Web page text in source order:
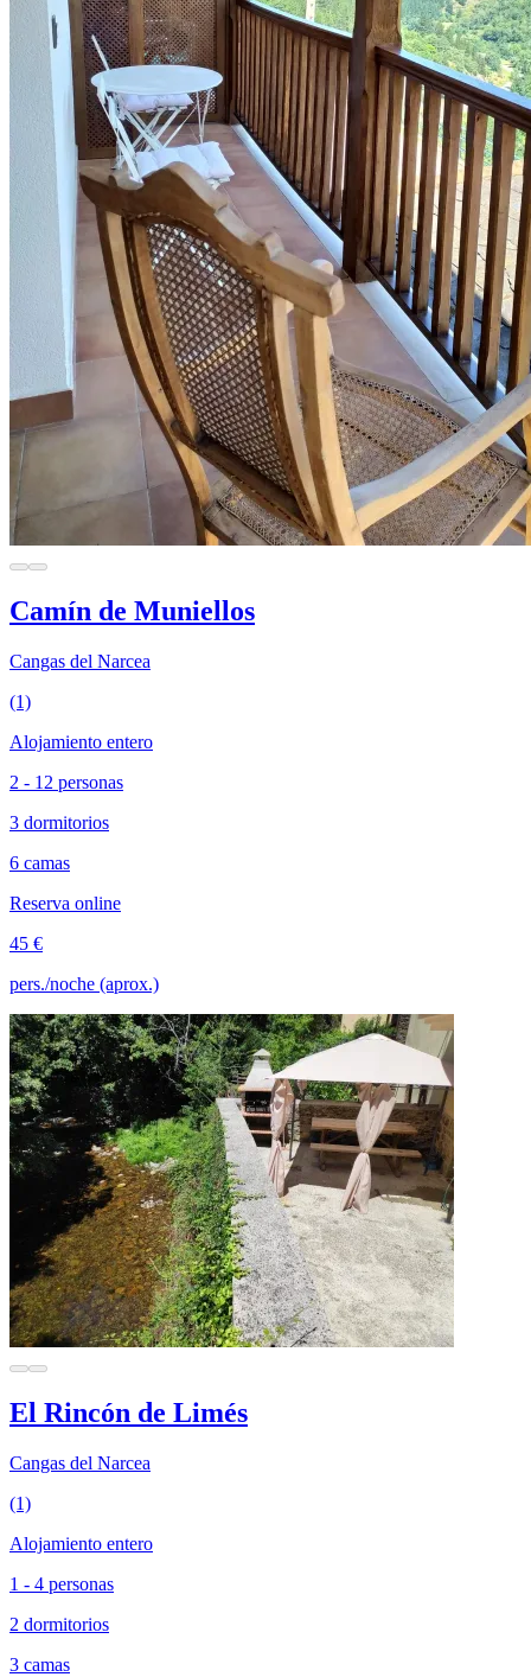
Camín de Muniellos
Cangas del Narcea
(1)
Alojamiento entero
2 - 12 personas
3 dormitorios
6 camas
Reserva online
45 €
pers./noche (aprox.)
El Rincón de Limés
Cangas del Narcea
(1)
Alojamiento entero
1 - 4 personas
2 dormitorios
3 camas